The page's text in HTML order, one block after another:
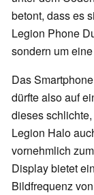
betont, dass es
Legion Phone
sondern um
Das
dürfte also auf
dieses
Legion Halo
vornehmlich
Display bietet
Bildfrequenz